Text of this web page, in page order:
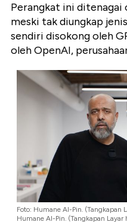
Perangkat ini ditenagai
meski tak diungkap
sendiri disokong oleh
oleh OpenAI,
Foto: Humane AI-Pin. (Tangkapan
Humane AI-Pin. (Tangkapan Layar